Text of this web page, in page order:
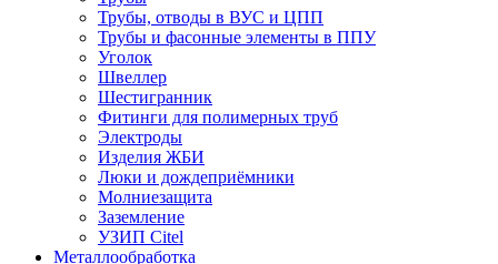
Трубы, отводы в ВУС и ЦПП
Трубы и фасонные элементы в ППУ
Уголок
Швеллер
Шестигранник
Фитинги для полимерных труб
Электроды
Изделия ЖБИ
Люки и дождеприёмники
Молниезащита
Заземление
УЗИП Citel
Металлообработка